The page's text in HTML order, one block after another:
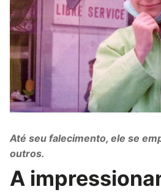
Até seu falecimento, ele se
outros.
A